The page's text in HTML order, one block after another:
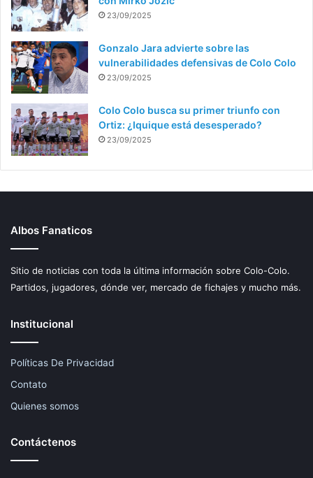
23/09/2025
Gonzalo Jara advierte sobre las
vulnerabilidades defensivas de Colo Colo
23/09/2025
Colo Colo busca su primer triunfo con
Ortiz: ¿Iquique está desesperado?
23/09/2025
Albos Fanaticos
Sitio de noticias con toda la última información sobre Colo-Colo.
Partidos, jugadores, dónde ver, mercado de fichajes y mucho más.
Institucional
Políticas De Privacidad
Contato
Quienes somos
Contáctenos